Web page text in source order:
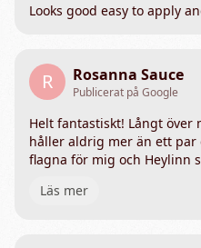
Looks good easy to apply
R Rosanna Sauce
Publicerat på Google
Helt fantastiskt! Långt över
håller aldrig mer än ett
flagna för mig och Heylinn
Läs mer